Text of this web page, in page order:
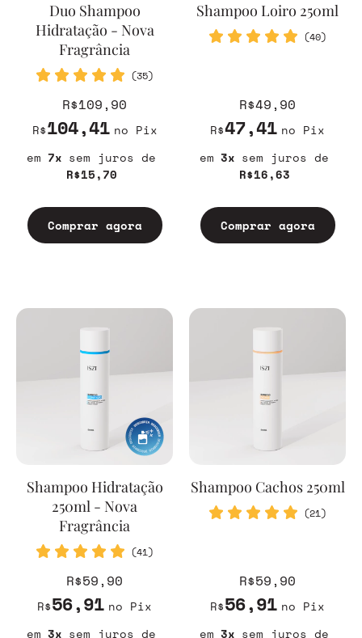
Duo Shampoo
Hidratação - Nova
Fragrância
(35)
R$109,90
R$104,41 no Pix
7
R$15,70
sem juros
Comprar agora
Shampoo Loiro 250ml
(40)
R$49,90
R$47,41 no Pix
3
R$16,63
sem juros
Comprar agora
Shampoo Hidratação
250ml - Nova
Fragrância
(41)
R$59,90
R$56,91 no Pix
3
sem juros
Shampoo Cachos 250ml
(21)
R$59,90
R$56,91 no Pix
3
sem juros